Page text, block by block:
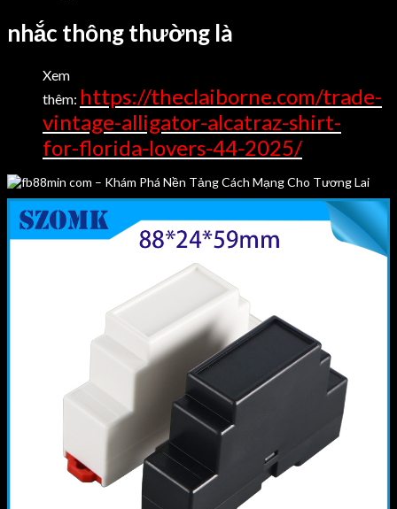
nhắc thông thường là
Xem
thêm: https://theclaiborne.com/trade-
vintage-alligator-alcatraz-shirt-
for-florida-lovers-44-2025/